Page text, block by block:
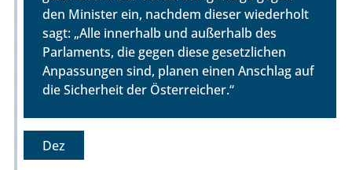
den Minister ein, nachdem dieser wiederholt
sagt: „Alle innerhalb und außerhalb des
Parlaments, die gegen diese gesetzlichen
Anpassungen sind, planen einen Anschlag auf
die Sicherheit der Österreicher.“
Dez